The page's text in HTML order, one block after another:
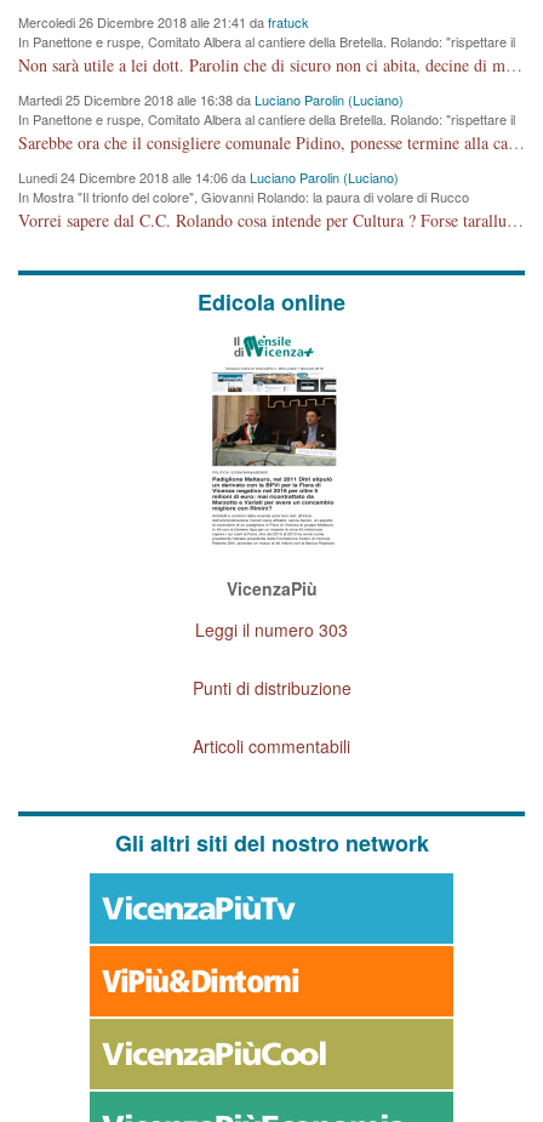
Mercoledi 26 Dicembre 2018 alle 21:41 dafratuck
In Panettone e ruspe, Comitato Albera al cantiere della Bretella. Rolando: "rispettare il
cronoprogramma"
Non sarà utile a lei dott. Parolin che di sicuro non ci abita, decine di migliaia di TIR, automobili e padroncini che passano quotidianamente per una strada appena rotabile, non è più possibile stendere i panni, attraversare la strada senza rischiare la morte, le case stanno crepando, i tempi sono cambiati e la bretella non passerà assolutamente per maddalene (ma cosa sta a dire?!), dia invece responsabilità a chi ha costruito tagliando la strada che doveva invece terminare a isola vicentina e non al moracchino lasciando Motta di Costabissara ancora in panne di traffico. I tempi sono cambiati dottore e se l'anagrafe della vita stagna nell'essere umano impressioni conservatrici, la società non le considera perchè va avanti, si industrializza e ha bisogno di infrastrutture e di sviluppo. Ultima considerazione, se è geloso di Rolando perchè vede in lui solo campagne politiche mentre si difendono i SOLI diritti dei cittadini, la preghiamo faccia considerazioni più appropriate. Saluti e complimenti per i suoi scritti.
Martedi 25 Dicembre 2018 alle 16:38 daLuciano Parolin (Luciano)
In Panettone e ruspe, Comitato Albera al cantiere della Bretella. Rolando: "rispettare il
cronoprogramma"
Sarebbe ora che il consigliere comunale Pidino, ponesse termine alla campagna elettorale nel territorio del suo seggio Villaggio del Sole. La tiraca è iniziata, distruggerà 6 km di prateria ovest della città, ricca di fonti e sorgenti d'acqua. I cittadini di Maddalene non avranno più Pace la notte. Molta colpa per la costruzione di questa Strada è proprio del signor Rolando,dei suoi gazebo mobili e che vuol far passare questa opera VANDALICA come progetto "utile" a chi ? Non è cosa seria sig. Rolando!
Lunedi 24 Dicembre 2018 alle 14:06 daLuciano Parolin (Luciano)
In Mostra "Il trionfo del colore", Giovanni Rolando: la paura di volare di Rucco
Vorrei sapere dal C.C. Rolando cosa intende per Cultura ? Forse tarallucci, vino e sagre, o spaghetti tricolori del PD ? Il continuo (s)parlare della mostra a Palazzo Chiericati caro consigliere DANNEGGIA FORTEMENTE l'immagine della città TUTTA e fa deviare i consensi che in RUSSIA (badi bene ex U.R.S.S.) sono ECCELLENTI. A livello artistico l'evento è di alta Valenza culturale, COMPITO di Tutta la Cittadinanza fare il possibile per propagandare l'iniziativa senza farne UN CASO PARTITICO come fa Lei da sempre. Meno Gazebo + Partecipazione! E così sia. Amen.
Edicola online
VicenzaPiù
Leggi il numero 303
Punti di distribuzione
Articoli commentabili
Gli altri siti del nostro network